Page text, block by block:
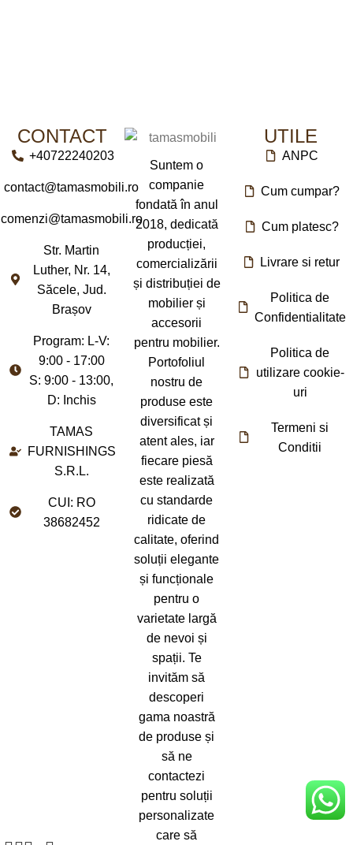
CONTACT
+40722240203
contact@tamasmobili.ro
comenzi@tamasmobili.ro
Str. Martin
Luther, Nr. 14,
Săcele, Jud.
Brașov
Program: L-V:
9:00 - 17:00
S: 9:00 - 13:00,
D: Inchis
TAMAS
FURNISHINGS
S.R.L.
CUI: RO
38682452
Suntem o
companie
fondată în anul
2018, dedicată
producției,
comercializării
și distribuției de
mobilier și
accesorii
pentru mobilier.
Portofoliul
nostru de
produse este
diversificat și
atent ales, iar
fiecare piesă
este realizată
cu standarde
ridicate de
calitate, oferind
soluții elegante
și funcționale
pentru o
varietate largă
de nevoi și
spații. Te
invităm să
descoperi
gama noastră
de produse și
să ne
contactezi
pentru soluții
personalizate
care să
UTILE
ANPC
Cum cumpar?
Cum platesc?
Livrare si retur
Politica de
Confidentialitate
Politica de
utilizare cookie-
uri
Termeni si
Conditii